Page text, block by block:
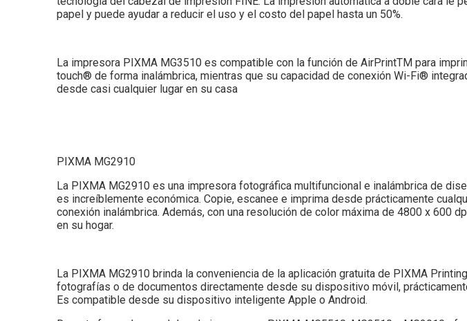
papel y puede ayudar a reducir el uso y el costo del papel hasta un 50%.
La impresora PIXMA MG3510 es compatible con la función de AirPrintTM para
touch® de forma inalámbrica, mientras que su capacidad de conexión Wi-Fi®
desde casi cualquier lugar en su casa
PIXMA MG2910
La PIXMA MG2910 es una impresora fotográfica multifuncional e inalámbrica de
es increíblemente económica. Copie, escanee e imprima desde prácticamente
conexión inalámbrica. Además, con una resolución de color máxima de 4800 x 600
en su hogar.
La PIXMA MG2910 brinda la conveniencia de la aplicación gratuita de PIXMA
fotografías o de documentos directamente desde su dispositivo móvil,
Es compatible desde su dispositivo inteligente Apple o Android.